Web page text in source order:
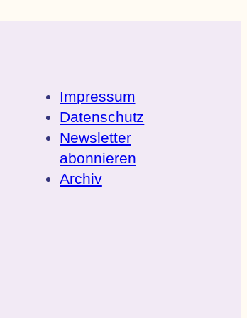
Impressum
Datenschutz
Newsletter
abonnieren
Archiv